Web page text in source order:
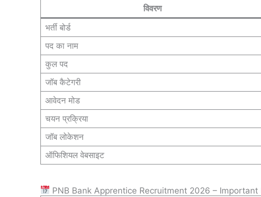
विवरण
भर्ती बोर्ड
पद का नाम
कुल पद
जॉब कैटेगरी
आवेदन मोड
चयन प्रक्रिया
जॉब लोकेशन
ऑफिशियल वेबसाइट
PNB Bank Apprentice Recruitment 2026 – Important